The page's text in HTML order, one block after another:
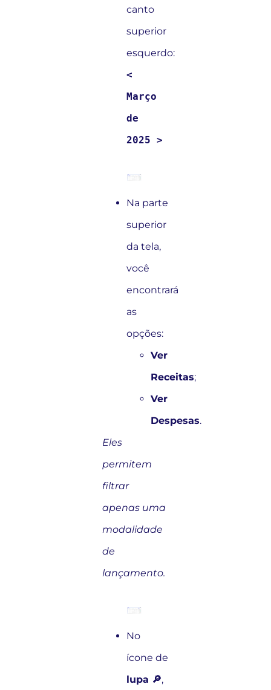
canto
superior
esquerdo:
<
Março
de
2025 >
Na parte
superior
da tela,
você
encontrará
as
opções:
Ver
Receitas;
Ver
Despesas.
Eles
permitem
filtrar
apenas uma
modalidade
de
lançamento.
No
ícone de
lupa 🔎,